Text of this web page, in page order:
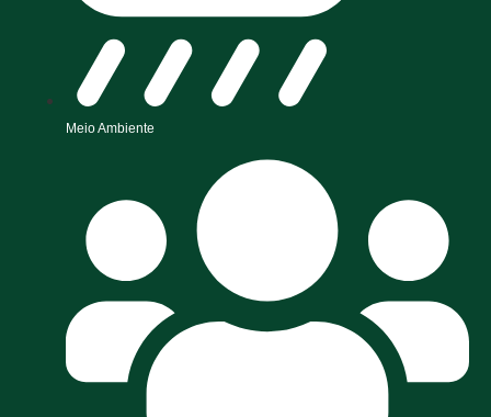
Meio Ambiente